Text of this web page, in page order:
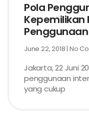
Pola
Kepemilikan
June 22, 2018 No
Jakarta, 22 Juni
penggunaan
yang cukup